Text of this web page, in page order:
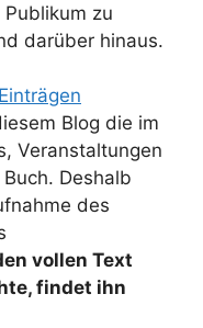
zu
darüber hinaus.
Blog die im
Veranstaltungen
Deshalb
des
vollen Text
findet ihn